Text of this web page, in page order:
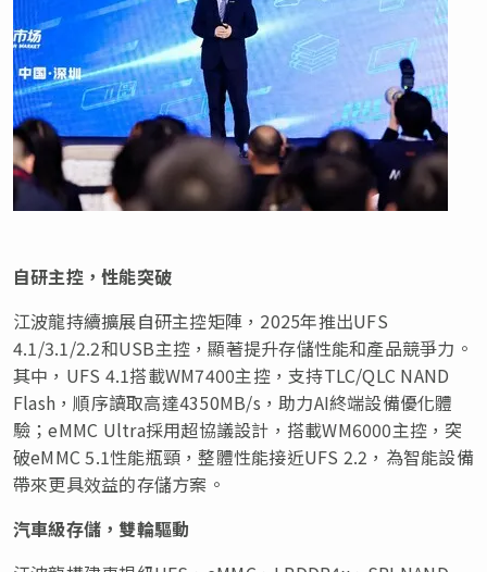
自研主控，性能突破
江波龍持續擴展自研主控矩陣，2025年推出UFS
4.1/3.1/2.2和USB主控，顯著提升存儲性能和產品競爭力。
其中，UFS 4.1搭載WM7400主控，支持TLC/QLC NAND
Flash，順序讀取高達4350MB/s，助力AI終端設備優化體
驗；eMMC Ultra採用超協議設計，搭載WM6000主控，突
破eMMC 5.1性能瓶頸，整體性能接近UFS 2.2，為智能設備
帶來更具效益的存儲方案。
汽車級存儲，雙輪驅動